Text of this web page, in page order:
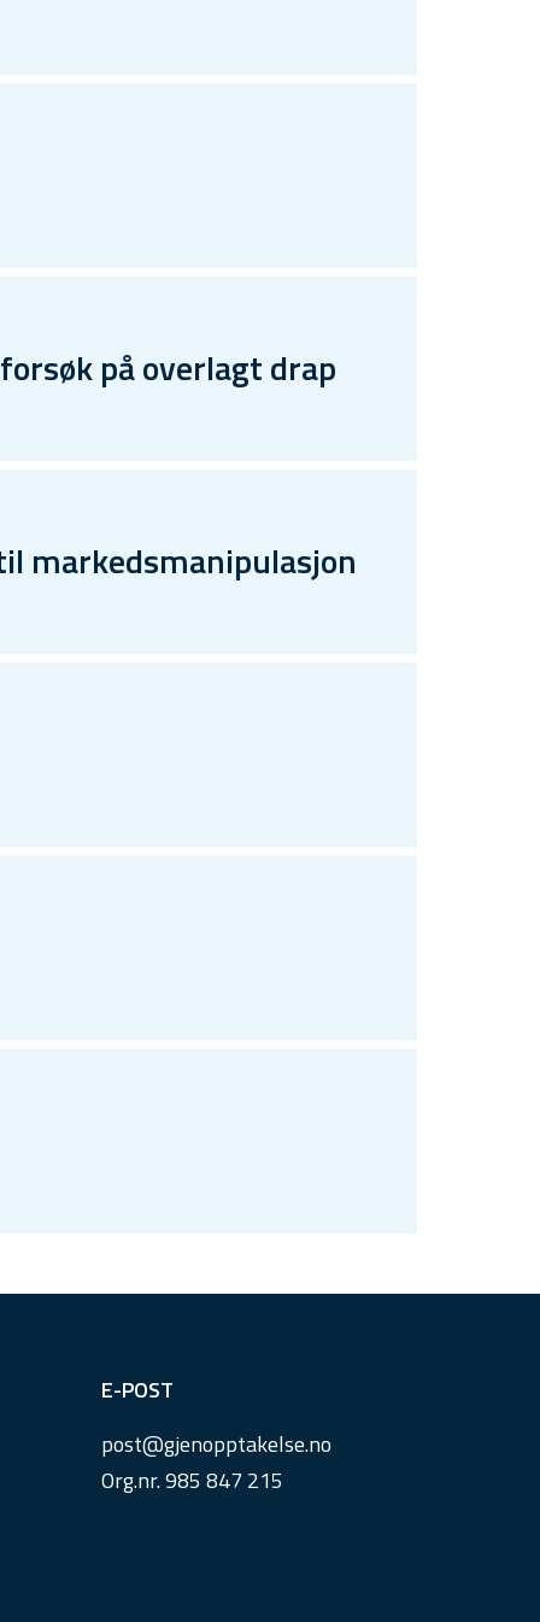
på overlagt drap
markedsmanipulasjon
E-POST
post@gjenopptakelse.no
Org.nr. 985 847 215